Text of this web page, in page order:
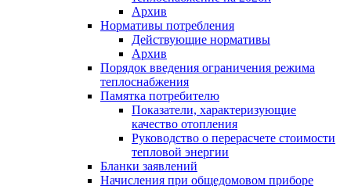
Архив
Нормативы потребления
Действующие нормативы
Архив
Порядок введения ограничения режима
теплоснабжения
Памятка потребителю
Показатели, характеризующие
качество отопления
Руководство о перерасчете стоимости
тепловой энергии
Бланки заявлений
Начисления при общедомовом приборе